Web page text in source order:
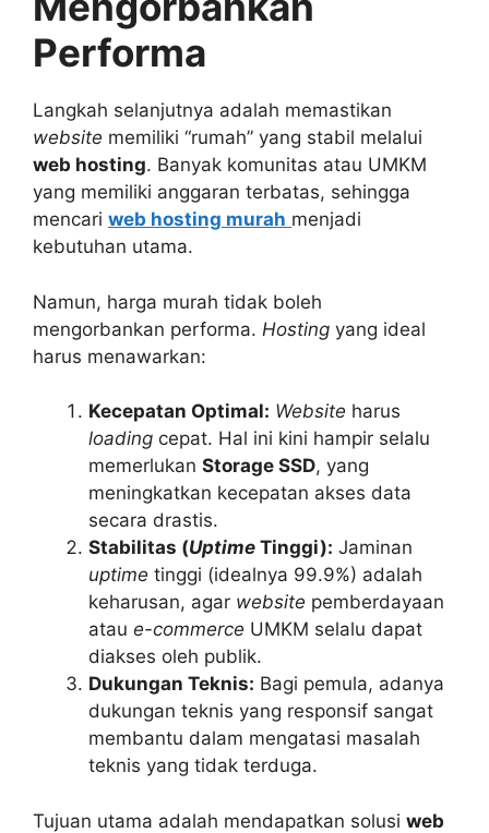
Performa
Langkah selanjutnya adalah memastikan
website memiliki “rumah” yang stabil melalui
web hosting. Banyak komunitas atau UMKM
yang memiliki anggaran terbatas, sehingga
mencari web hosting murah menjadi
kebutuhan utama.
Namun, harga murah tidak boleh
mengorbankan performa. Hosting yang ideal
harus menawarkan:
Kecepatan Optimal: Website harus
loading cepat. Hal ini kini hampir selalu
memerlukan Storage SSD, yang
meningkatkan kecepatan akses data
secara drastis.
Stabilitas (Uptime Tinggi): Jaminan
uptime tinggi (idealnya 99.9%) adalah
keharusan, agar website pemberdayaan
atau e-commerce UMKM selalu dapat
diakses oleh publik.
Dukungan Teknis: Bagi pemula, adanya
dukungan teknis yang responsif sangat
membantu dalam mengatasi masalah
teknis yang tidak terduga.
Tujuan utama adalah mendapatkan solusi web